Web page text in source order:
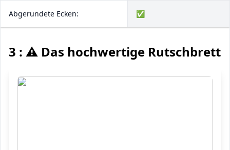
Abgerundete Ecken: ✅
3 : ⚠️ Das hochwertige Rutschbrett